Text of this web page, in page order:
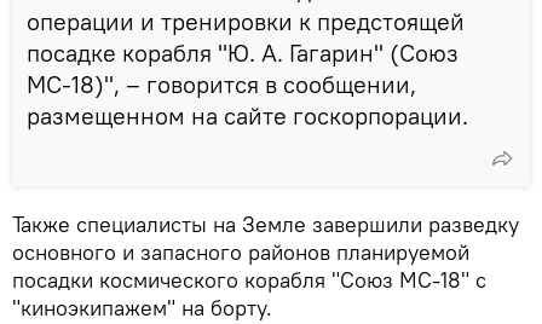
операции и тренировки к предстоящей
посадке корабля "Ю. А. Гагарин" (Союз
МС-18)", – говорится в сообщении,
размещенном на сайте госкорпорации.
Также специалисты на Земле завершили разведку
основного и запасного районов планируемой
посадки космического корабля "Союз МС-18" с
"киноэкипажем" на борту.